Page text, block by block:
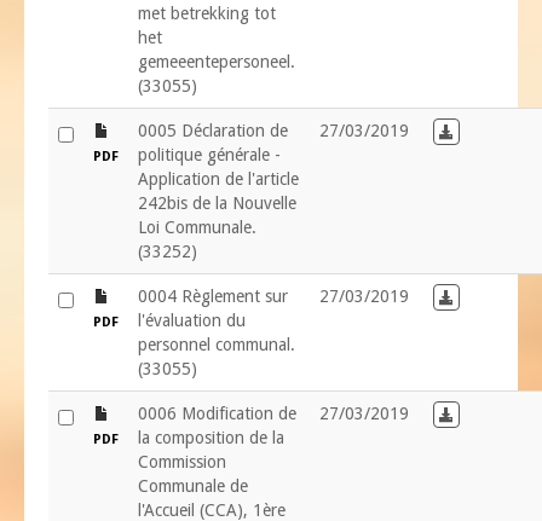
met betrekking tot
het
gemeeentepersoneel.
(33055)
PDF
0005 Déclaration de
politique générale -
Application de l'article
242bis de la Nouvelle
Loi Communale.
(33252)
27/03/2019 Download in
PDF
0004 Règlement sur
l'évaluation du
personnel communal.
(33055)
27/03/2019 Download in
PDF
0006 Modification de
la composition de la
Commission
Communale de
l'Accueil (CCA), 1ère
27/03/2019 Download in